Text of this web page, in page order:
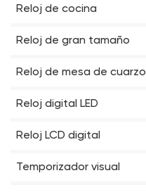
Reloj de cocina
Reloj de gran tamaño
Reloj de mesa de cuarzo
Reloj digital LED
Reloj LCD digital
Temporizador visual